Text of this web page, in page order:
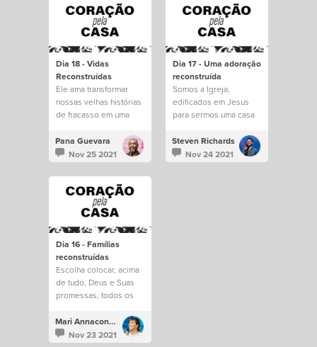
Dia 18 - Vidas
Reconstruídas
Ele ama transformar
nossas velhas histórias
de fracasso em uma
Pana Guevara
Nov 25 2021
Dia 17 - Uma adoração
reconstruída
Somos a Igreja,
edificados em Jesus
para sermos uma casa
Steven Richards
Nov 24 2021
Dia 16 - Famílias
reconstruídas
Escolha colocar, acima
de tudo, Deus e Suas
promessas, todos os
Mari Annacondia
Nov 23 2021